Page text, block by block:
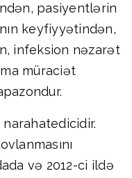
pasiyentlərin
keyfiyyətindən,
infeksion nəzarət
müraciət
və 2012-ci ildə